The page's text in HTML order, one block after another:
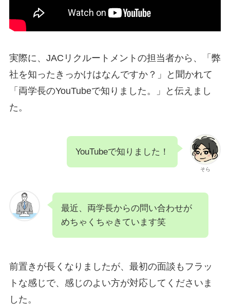
実際に、JACリクルートメントの担当者から、「弊
社を知ったきっかけはなんですか？」と聞かれて
「両学長のYouTubeで知りました。」と伝えまし
た。
そら
YouTubeで知りました！
最近、両学長からの問い合わせが
めちゃくちゃきています笑
前置きが長くなりましたが、最初の面談もフラッ
トな感じで、感じのよい方が対応してくださいま
した。